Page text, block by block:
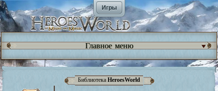
Игры
Главное меню
Библиотека HeroesWorld